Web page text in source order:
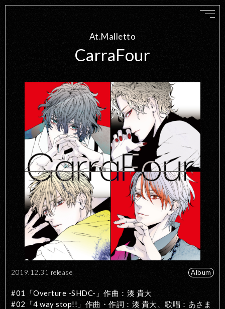
At.Malletto
CarraFour
2019.12.31 release Album
#01「Overture -SHDC-」作曲：湊 貴大
#02「4 way stop!!」作曲・作詞：湊 貴大、歌唱：あさま